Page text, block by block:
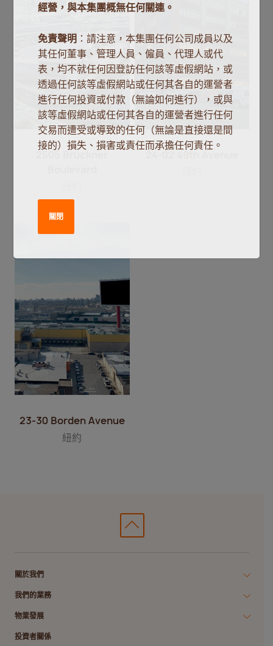
23-30 Borden Avenue
紐約
關於我們
我們的業務
物業發展
投資者關係
經營，與本集團概無任何關連。
免責聲明 ：請注意，本集團任何公司成員以及
其任何董事、管理人員、僱員、代理人或代
表，均不就任何因登訪任何該等虛假網站，或
透過任何該等虛假網站或任何其各自的運營者
進行任何投資或付款（無論如何進行），或與
該等虛假網站或任何其各自的運營者進行任何
交易而遭受或導致的任何（無論是直接還是間
接的）損失、損害或責任而承擔任何責任。
關閉